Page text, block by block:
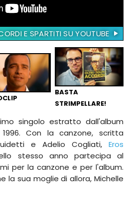
E SPARTITI SU YOUTUBE
BASTA
STRIMPELLARE!
singolo estratto dall'album
Con la canzone, scritta
e Adelio Cogliati,Eros
stesso anno partecipa al
per la canzone e per l'album.
la sua moglie di allora, Michelle